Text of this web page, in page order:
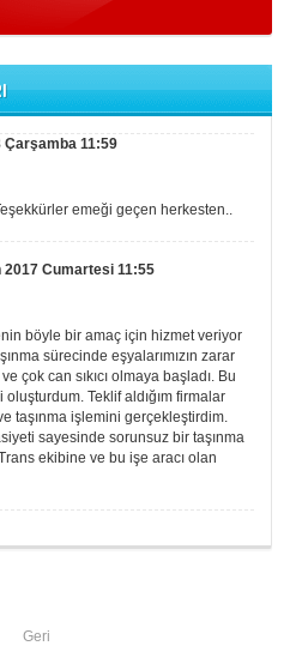
11:59
emeği geçen herkesten..
2017 Cumartesi 11:55
böyle bir amaç için hizmet veriyor
sürecinde eşyalarımızın zarar
çok can sıkıcı olmaya başladı. Bu
Teklif aldığım firmalar
taşınma işlemini gerçekleştirdim.
sayesinde sorunsuz bir taşınma
ekibine ve bu işe aracı olan
Geri